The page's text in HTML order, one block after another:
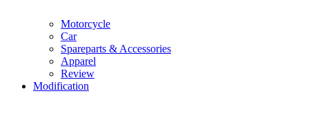
Motorcycle
Car
Spareparts & Accessories
Apparel
Review
Modification